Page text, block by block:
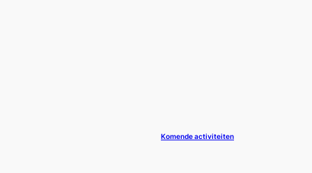
Komende activiteiten